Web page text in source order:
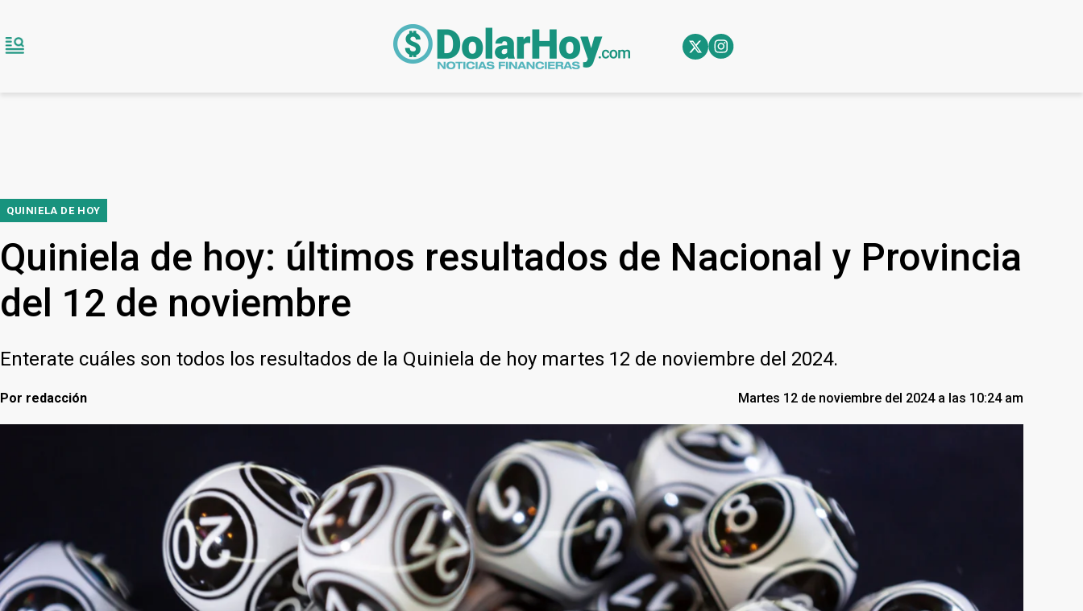
QUINIELA DE HOY
Quiniela de hoy: últimos resultados de Nacional y Provincia
del 12 de noviembre
Enterate cuáles son todos los resultados de la Quiniela de hoy martes 12 de noviembre del 2024.
Por redacción Martes 12 de noviembre del 2024 a las 10:24 am